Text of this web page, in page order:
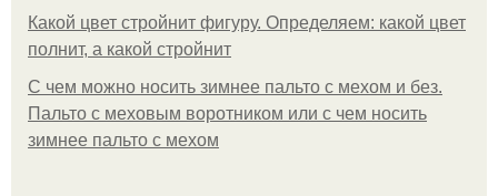
Какой цвет стройнит фигуру. Определяем: какой цвет
полнит, а какой стройнит
C чем можно носить зимнее пальто с мехом и без.
Пальто с меховым воротником или с чем носить
зимнее пальто с мехом